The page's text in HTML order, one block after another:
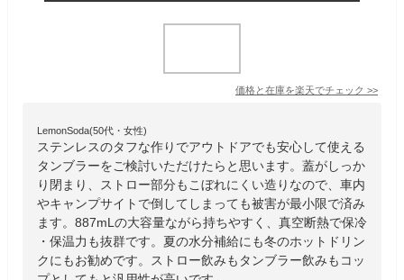
価格と在庫を楽天でチェック >>
LemonSoda(50代・女性)
ステンレスのタフな作りでアウトドアでも安心して使える
タンブラーをご検討いただけたらと思います。蓋がしっか
り閉まり、ストロー部分もこぼれにくい造りなので、車内
やキャンプサイトで倒してしまっても被害が最小限で済み
ます。887mLの大容量ながら持ちやすく、真空断熱で保冷
・保温力も抜群です。夏の水分補給にも冬のホットドリン
クにもお勧めです。ストロー飲みもタンブラー飲みもコッ